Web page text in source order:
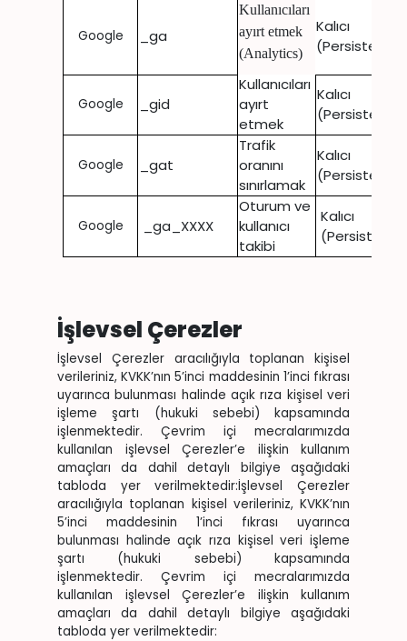
Google _ga
Kullanıcıları
ayırt etmek
(Analytics)
Kalıcı
(Persistent)
Google _gid
Kullanıcıları
ayırt
etmek
Kalıcı
(Persistent)
Google _gat
Trafik
oranını
sınırlamak
Kalıcı
(Persistent)
Google _ga_XXXX
Oturum ve
kullanıcı
takibi
Kalıcı
(Persistent)
İşlevsel Çerezler
İşlevsel Çerezler aracılığıyla toplanan kişisel
verileriniz, KVKK’nın 5’inci maddesinin 1’inci fıkrası
uyarınca bulunması halinde açık rıza kişisel veri
işleme şartı (hukuki sebebi) kapsamında
işlenmektedir. Çevrim içi mecralarımızda
kullanılan işlevsel Çerezler’e ilişkin kullanım
amaçları da dahil detaylı bilgiye aşağıdaki
tabloda yer verilmektedir:İşlevsel Çerezler
aracılığıyla toplanan kişisel verileriniz, KVKK’nın
5’inci maddesinin 1’inci fıkrası uyarınca
bulunması halinde açık rıza kişisel veri işleme
şartı (hukuki sebebi) kapsamında
işlenmektedir. Çevrim içi mecralarımızda
kullanılan işlevsel Çerezler’e ilişkin kullanım
amaçları da dahil detaylı bilgiye aşağıdaki
tabloda yer verilmektedir: